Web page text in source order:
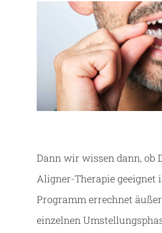
Dann wir wissen dann, ob
Aligner-Therapie geeignet
Programm errechnet
einzelnen